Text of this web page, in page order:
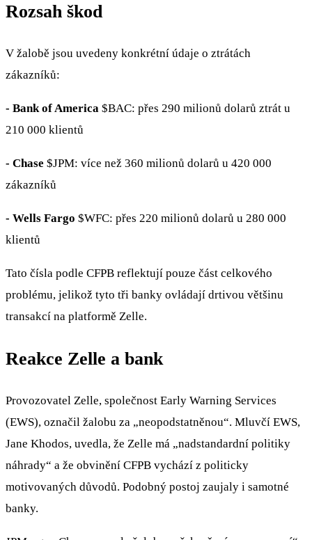
Rozsah škod
V žalobě jsou uvedeny konkrétní údaje o ztrátách
zákazníků:
- Bank of America $BAC: přes 290 milionů dolarů ztrát u
210 000 klientů
- Chase $JPM: více než 360 milionů dolarů u 420 000
zákazníků
- Wells Fargo $WFC: přes 220 milionů dolarů u 280 000
klientů
Tato čísla podle CFPB reflektují pouze část celkového
problému, jelikož tyto tři banky ovládají drtivou většinu
transakcí na platformě Zelle.
Reakce Zelle a bank
Provozovatel Zelle, společnost Early Warning Services
(EWS), označil žalobu za „neopodstatněnou“. Mluvčí EWS,
Jane Khodos, uvedla, že Zelle má „nadstandardní politiky
náhrady“ a že obvinění CFPB vychází z politicky
motivovaných důvodů. Podobný postoj zaujaly i samotné
banky.